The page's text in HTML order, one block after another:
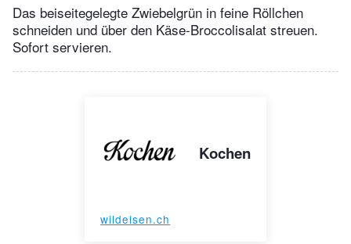
Das beiseitegelegte Zwiebelgrün in feine Röllchen
schneiden und über den Käse-Broccolisalat streuen.
Sofort servieren.
Kochen
wildeisen.ch